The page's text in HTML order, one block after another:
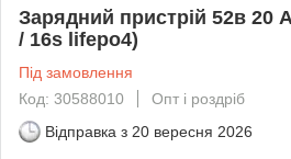
Зарядний пристрій 52в 20
/ 16s lifepo4)
Під замовлення
Код: 30588010
Опт і роздріб
Відправка з 20 вересня 2026